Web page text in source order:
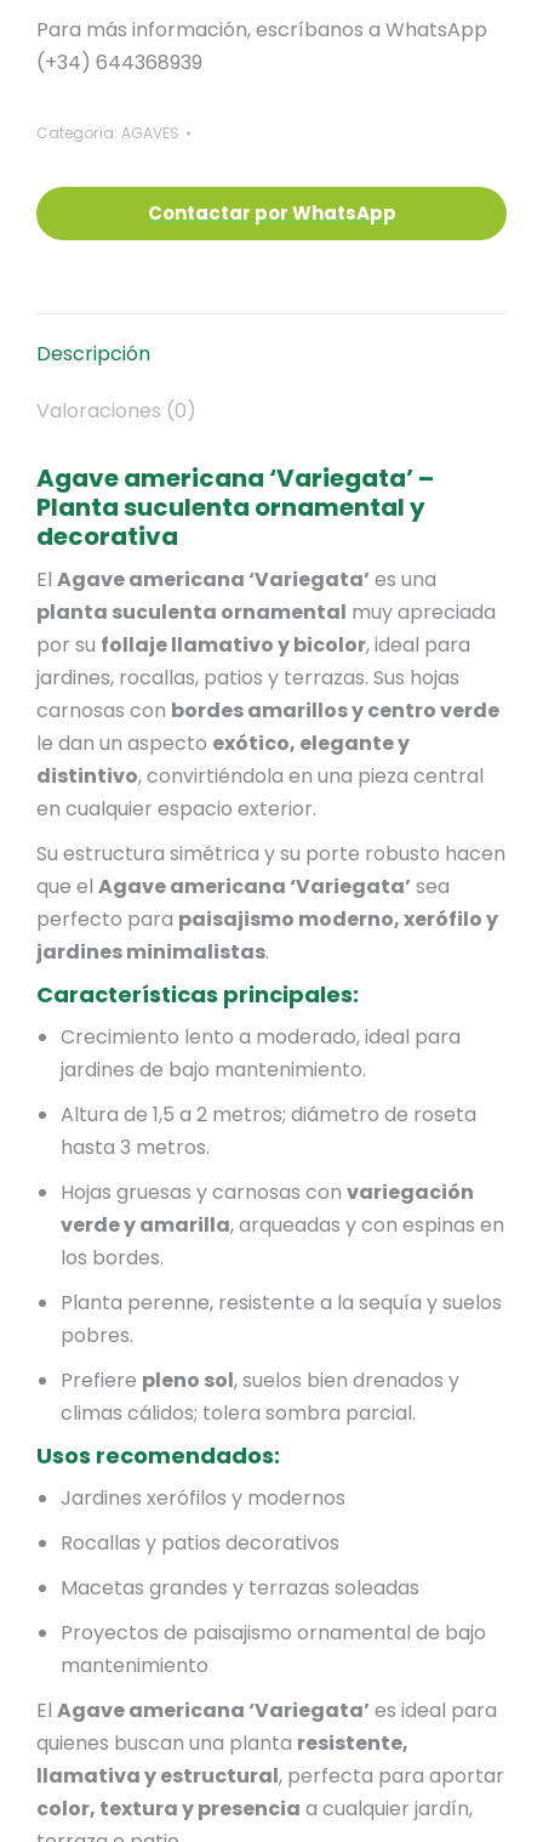
Para más información, escríbanos a WhatsApp
(+34) 644368939
Categoría: AGAVES
Descripción
Valoraciones (0)
Agave americana ‘Variegata’ –
Planta suculenta ornamental y
decorativa
El Agave americana ‘Variegata’es una
planta suculenta ornamental muy apreciada
por su follaje llamativo y bicolor, ideal para
jardines, rocallas, patios y terrazas. Sus hojas
carnosas con bordes amarillos y centro verde
le dan un aspecto exótico, elegante y
distintivo, convirtiéndola en una pieza central
en cualquier espacio exterior.
Su estructura simétrica y su porte robusto hacen
que el Agave americana ‘Variegata’sea
perfecto para paisajismo moderno, xerófilo y
jardines minimalistas.
Características principales:
Crecimiento lento a moderado, ideal para
jardines de bajo mantenimiento.
Altura de 1,5 a 2 metros; diámetro de roseta
hasta 3 metros.
Hojas gruesas y carnosas con variegación
verde y amarilla, arqueadas y con espinas en
los bordes.
Planta perenne, resistente a la sequía y suelos
pobres.
Prefiere pleno sol, suelos bien drenados y
climas cálidos; tolera sombra parcial.
Usos recomendados:
Jardines xerófilos y modernos
Rocallas y patios decorativos
Macetas grandes y terrazas soleadas
Proyectos de paisajismo ornamental de bajo
mantenimiento
El Agave americana ‘Variegata’es ideal para
quienes buscan una planta resistente,
llamativa y estructural, perfecta para aportar
color, textura y presencia a cualquier jardín,